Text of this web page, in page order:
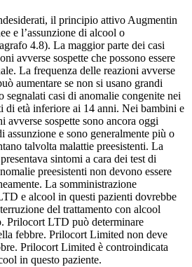
il principio attivo Augmentin
e l’assunzione di alcool o
4.8). La maggior parte dei casi
avverse sospette che possono essere
La frequenza delle reazioni avverse
aumentare se non si usano grandi
segnalati casi di anomalie congenite nei
di età inferiore ai 14 anni. Nei bambini e
avverse sospette sono ancora oggi
assunzione e sono generalmente più o
talvolta malattie preesistenti. La
sintomi a cara dei test di
preesistenti non devono essere
La somministrazione
e alcool in questi pazienti dovrebbe
del trattamento con alcool
Prilocort LTD può determinare
febbre. Prilocort Limited non deve
Prilocort Limited è controindicata
in questo paziente.